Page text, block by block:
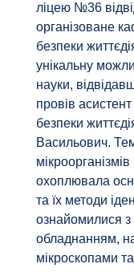
ліцею №36
організоване
безпеки
унікальну
науки,
провів
безпеки
Васильович.
охоплювала
та їх методи
ознайомилися
обладнанням,
мікроскопами